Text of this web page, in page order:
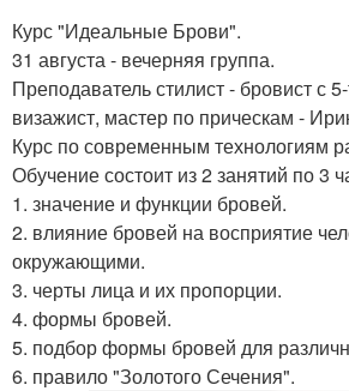
Курс "Идеальные Брови".
31 августа - вечерняя группа.
Преподаватель стилист - бровист с
визажист, мастер по прическам -
Курс по современным технологиям
Обучение состоит из 2 занятий по 3
1. значение и функции бровей.
2. влияние бровей на восприятие
окружающими.
3. черты лица и их пропорции.
4. формы бровей.
5. подбор формы бровей для
6. правило "Золотого Сечения".